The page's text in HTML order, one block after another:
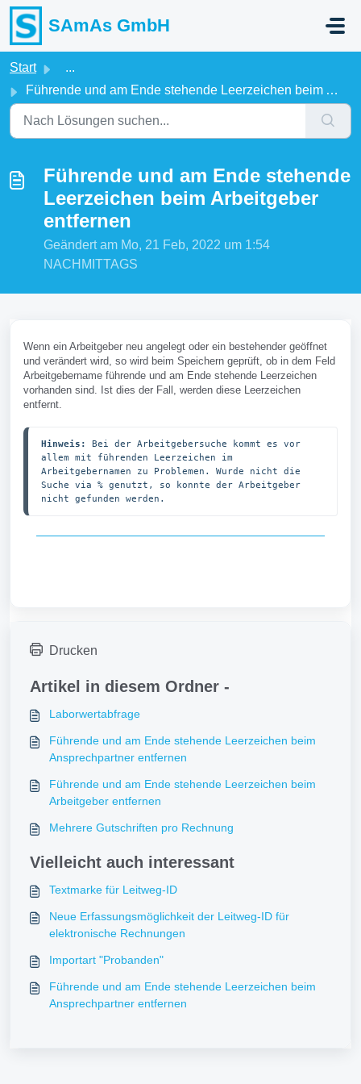
Zum hauptsächlichen Inhalt gehen
SAmAs GmbH
Start
...
Führende und am Ende stehende Leerzeichen beim Arbeitgebe...
Führende und am Ende stehende
Leerzeichen beim Arbeitgeber
entfernen
Geändert am Mo, 21 Feb, 2022 um 1:54
NACHMITTAGS
Wenn ein Arbeitgeber neu angelegt oder ein bestehender geöffnet
und verändert wird, so wird beim Speichern geprüft, ob in dem Feld
Arbeitgebername führende und am Ende stehende Leerzeichen
vorhanden sind. Ist dies der Fall, werden diese Leerzeichen
entfernt.
Hinweis:
Bei der Arbeitgebersuche kommt es vor
allem mit führenden Leerzeichen im
Arbeitgebernamen zu Problemen. Wurde nicht die
Suche via % genutzt, so konnte der Arbeitgeber
nicht gefunden werden.
Drucken
Artikel in diesem Ordner -
Laborwertabfrage
Führende und am Ende stehende Leerzeichen beim
Ansprechpartner entfernen
Führende und am Ende stehende Leerzeichen beim
Arbeitgeber entfernen
Mehrere Gutschriften pro Rechnung
Vielleicht auch interessant
Textmarke für Leitweg-ID
Neue Erfassungsmöglichkeit der Leitweg-ID für
elektronische Rechnungen
Importart "Probanden"
Führende und am Ende stehende Leerzeichen beim
Ansprechpartner entfernen